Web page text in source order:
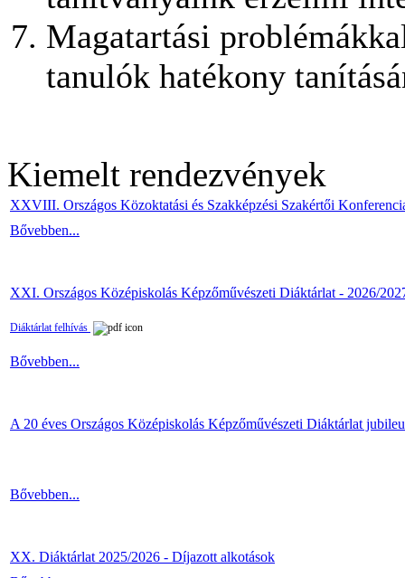
Magatartási
tanulók hatékony
Kiemelt rendezvények
XXVIII. Országos Közoktatási és Szakképzési Szakértői
Bővebben...
XXI. Országos Középiskolás Képzőművészeti Diáktárlat - 2026/
Diáktárlat felhívás
Bővebben...
A 20 éves Országos Középiskolás Képzőművészeti Diáktárlat
Bővebben...
XX. Diáktárlat 2025/2026 - Díjazott alkotások